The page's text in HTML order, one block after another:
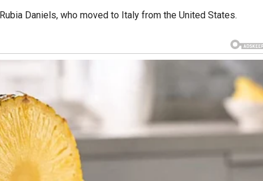
Daniels, who moved to Italy from the United States.